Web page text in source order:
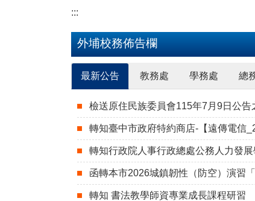
:::
外埔校務佈告欄
最新公告 教務處 學務處 總
檢送原住民族委員會115年7月9日公告
轉知臺中市政府特約商店-【遠傳電信
轉知行政院人事行政總處公務人力發
函轉本市2026城鎮韌性（防空）演習
轉知 書法教學師資專業成長課程研習